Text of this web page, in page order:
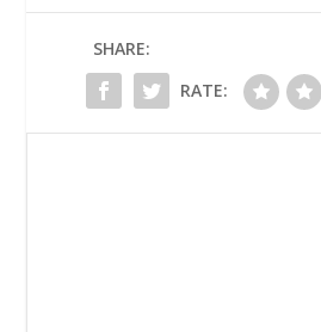
SHARE:
RATE: